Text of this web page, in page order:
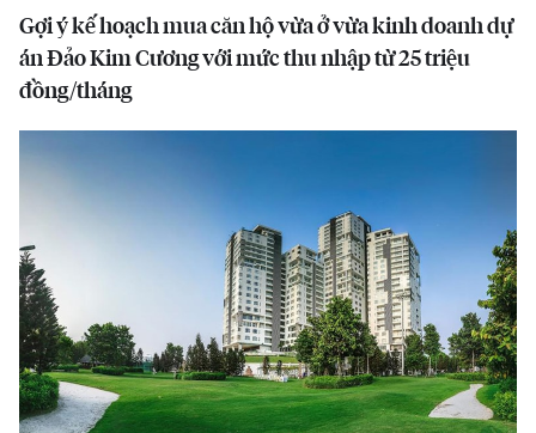
Gợi ý kế hoạch mua căn hộ vừa ở vừa kinh doanh dự
án Đảo Kim Cương với mức thu nhập từ 25 triệu
đồng/tháng